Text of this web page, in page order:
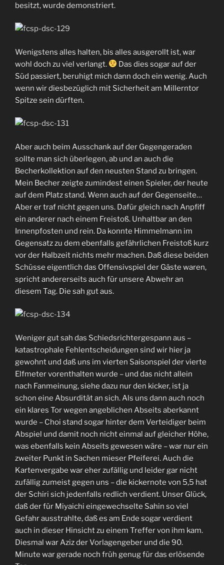
besitzt, wurde demonstriert.
Wenigstens alles halten, bis alles ausgerollt ist, war
wohl doch zu viel verlangt.
Das dies sogar auf der
Süd passiert, beruhigt mich dann doch ein wenig. Auch
wenn wir diesbezüglich mit Sicherheit am Millerntor
Spitze sein dürften.
Aber auch beim Ausschank auf der Gegengeraden
sollte man sich überlegen, ab und an auch die
Becherkollektion auf den neusten Stand zu bringen.
Mein Becher zeigte zumindest einen Spieler, der heute
auf dem Platz stand. Wenn auch auf der Gegenseite…
Aber er traf nicht gegen uns. Dafür gleich nach Anpfiff
ein anderer nach einem Freistoß. Unhaltbar an den
Innenpfosten und rein. Da konnte Himmelmann im
Gegensatz zu dem ebenfalls gefährlichen Freistoß kurz
vor der Halbzeit nichts mehr machen. Daß diese beiden
Schüsse eigentlich das Offensivspiel der Gäste waren,
spricht andererseits auch für unsere Abwehr an
diesem Tag. Die sah gut aus.
Weniger gut sah das Schiedsrichtergespann aus –
katastrophale Fehlentscheidungen sind wir hier ja
gewohnt und daß uns im vierten Saisonspiel der vierte
Elfmeter vorenthalten wurde – und das nicht allein
nach Fanmeinung, siehe dazu nur den kicker, ist ja
schon eine Absurdität an sich. Als uns dann auch noch
ein klares Tor wegen angeblichen Abseits aberkannt
wurde – Choi stand sogar hinter dem Verteidiger beim
Abspiel und damit noch nicht einmal auf gleicher Höhe,
was ebenfalls kein Abseits gewesen wäre – war nur ein
zweiter Punkt in Sachen mieser Pfeiferei. Auch die
Kartenvergabe war eher zufällig und leider gar nicht
zufällig zumeist gegen uns – die kickernote von 5,5 hat
der Schiri sich jedenfalls redlich verdient. Unser Glück,
daß der für Miyaichi eingewechselte Sahin so viel
Gefahr ausstrahlte, daß es am Ende sogar verdient
auch in dieser Hinsicht zu einem Treffer von ihm kam.
Diesmal war Aziz der Vorlagengeber und die 90.
Minute war gerade noch früh genug für das erlösende